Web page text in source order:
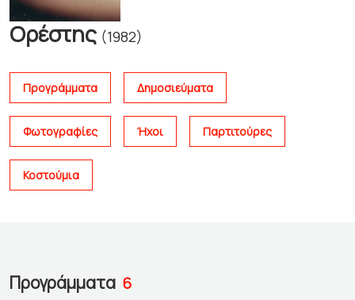
Ορέστης (1982)
Προγράμματα Δημοσιεύματα
Φωτογραφίες Ήχοι Παρτιτούρες
Κοστούμια
Προγράμματα 6